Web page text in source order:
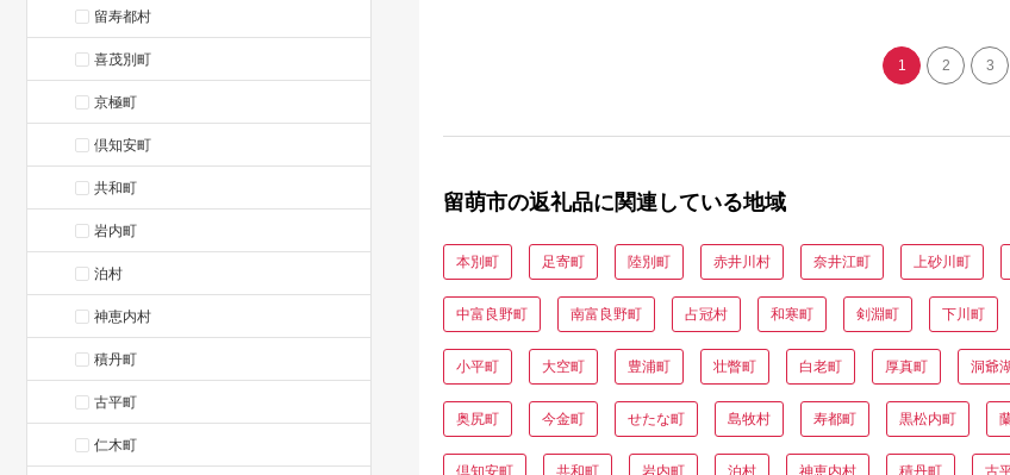
留寿都村
喜茂別町
京極町
倶知安町
共和町
岩内町
泊村
神恵内村
積丹町
古平町
仁木町
1 2 3
留萌市の返礼品に関連している地域
本別町 足寄町 陸別町 赤井川村 奈井江町 上砂川町
中富良野町 南富良野町 占冠村 和寒町 剣淵町 下川町
小平町 大空町 豊浦町 壮瞥町 白老町 厚真町 洞爺
奥尻町 今金町 せたな町 島牧村 寿都町 黒松内町
倶知安町 共和町 岩内町 泊村 神恵内村 積丹町 古